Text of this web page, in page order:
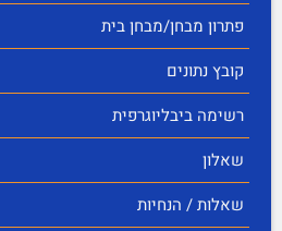
פתרון מבחן/מבחן בית
קובץ נתונים
רשימה ביבליוגרפית
שאלון
שאלות / הנחיות